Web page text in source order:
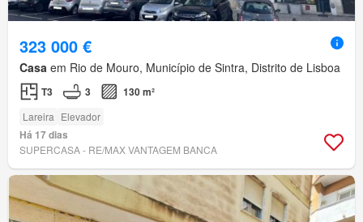
323 000 €
Casa em Rio de Mouro, Município de Sintra, Distrito de Lisboa
T3 3 130 m²
Lareira Elevador
Há 17 dias
SUPERCASA - RE/MAX VANTAGEM BANCA